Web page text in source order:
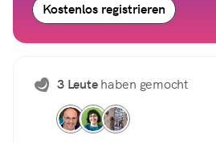
Kostenlos registrieren
3 Leutehaben gemocht